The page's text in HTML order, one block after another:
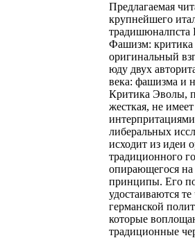
Предлагаемая
крупнейшего
Фашизм: критика
оригинальный
юду двух
века: фашизма и
Критика Эволы,
жесткая, не
либеральных
исходит из идеи
традиционного
опирающегося на
принципы. Его
удостаиваются
германской
которые
традиционные